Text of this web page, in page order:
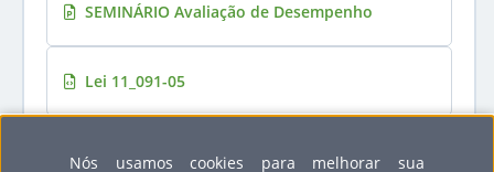
Nós usamos cookies para melhorar sua
SEMINÁRIO Avaliação de Desempenho
Lei 11_091-05